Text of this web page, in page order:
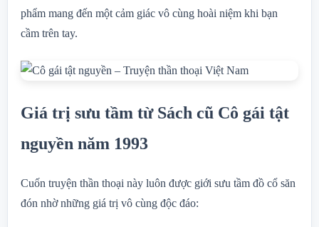
phẩm mang đến một cảm giác vô cùng hoài niệm khi bạn
cầm trên tay.
Giá trị sưu tầm từ Sách cũ Cô gái tật
nguyền năm 1993
Cuốn truyện thần thoại này luôn được giới sưu tầm đồ cổ săn
đón nhờ những giá trị vô cùng độc đáo: